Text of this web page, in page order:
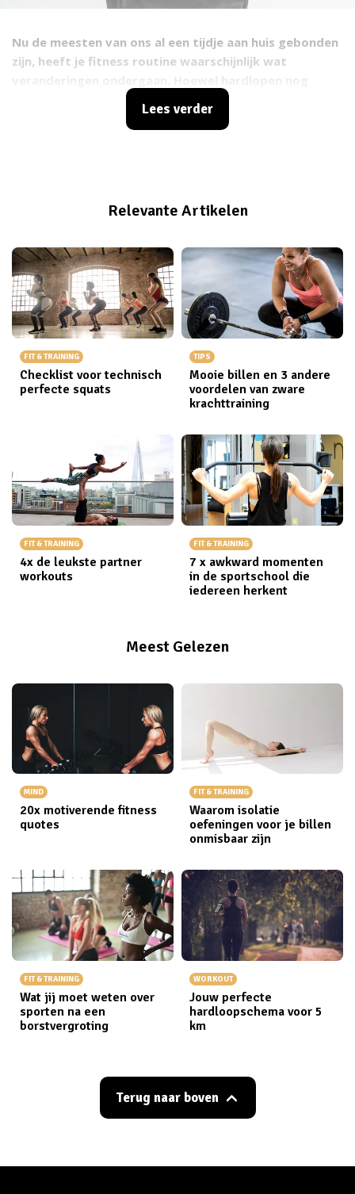
Nu de meesten van ons al een tijdje aan huis gebonden
zijn, heeft je fitness routine waarschijnlijk wat
steeds een prima manier is om in conditie te blijven
(zolang je de veiligheidsmaatregelen in acht neemt),
fit te blijven. Dat lukt je ook wel met wat je al in huis
Lees verder
Relevante Artikelen
FIT & TRAINING
Checklist voor technisch
perfecte squats
TIPS
Mooie billen en 3 andere
voordelen van zware
krachttraining
FIT & TRAINING
4x de leukste partner
workouts
FIT & TRAINING
7 x awkward momenten
in de sportschool die
iedereen herkent
Meest Gelezen
MIND
20x motiverende fitness
quotes
FIT & TRAINING
Waarom isolatie
oefeningen voor je billen
onmisbaar zijn
FIT & TRAINING
Wat jij moet weten over
sporten na een
borstvergroting
WORKOUT
Jouw perfecte
hardloopschema voor 5
km
Terug naar boven